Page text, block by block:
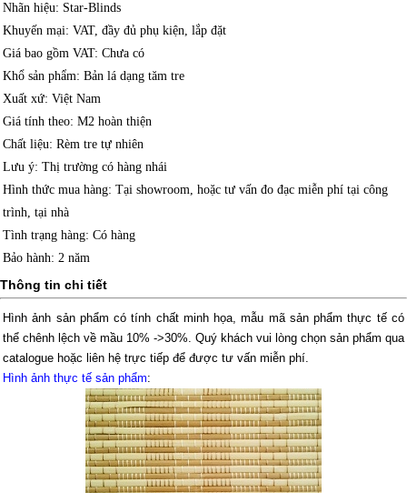
Nhãn hiệu: Star-Blinds
Khuyến mại: VAT, đầy đủ phụ kiện, lắp đặt
Giá bao gồm VAT: Chưa có
Khổ sản phẩm: Bản lá dạng tăm tre
Xuất xứ: Việt Nam
Giá tính theo: M2 hoàn thiện
Chất liệu: Rèm tre tự nhiên
Lưu ý: Thị trường có hàng nhái
Hình thức mua hàng: Tại showroom, hoặc tư vấn đo đạc miễn phí tại công
trình, tại nhà
Tình trạng hàng: Có hàng
Bảo hành: 2 năm
Thông tin chi tiết
Hình ảnh sản phẩm có tính chất minh họa, mẫu mã sản phẩm thực tế có
thể chênh lệch về mầu 10% ->30%. Quý khách vui lòng chọn sản phẩm qua
catalogue hoặc liên hệ trực tiếp để được tư vấn miễn phí.
Hình ảnh thực tế sản phẩm: